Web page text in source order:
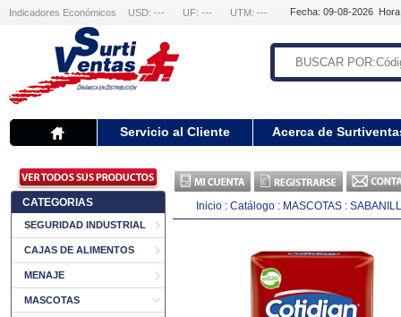
Indicadores Económicos USD: --- UF: --- UTM: --- Fecha: 09-08-2026
Servicio al Cliente Acerca de
CATEGORIAS
SEGURIDAD INDUSTRIAL
CAJAS DE ALIMENTOS
MENAJE
MASCOTAS
Inicio : Catálogo : MASCOTAS :